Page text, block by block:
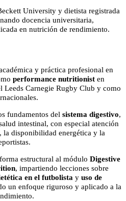
University y dietista registrada
docencia universitaria,
en nutrición de rendimiento.
y práctica profesional en
performance nutritionist en
Leeds Carnegie Rugby Club y como
fundamentos del sistema digestivo,
intestinal, con especial atención
la disponibilidad energética y la
estructural al módulo Digestive
, impartiendo lecciones sobre
en el futbolista y uso de
un enfoque riguroso y aplicado a la